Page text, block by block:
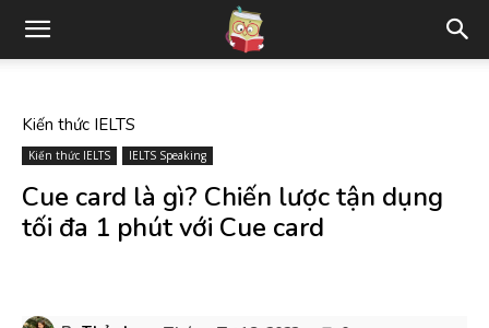
Kiến thức IELTS
Kiến thức IELTS IELTS Speaking
Cue card là gì? Chiến lược tận dụng
tối đa 1 phút với Cue card